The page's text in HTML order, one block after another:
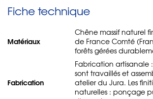
Fiche technique
Matériaux
Chêne massif naturel
de France Comté
forêts gérées
Fabrication
Fabrication artisanale
sont travaillés et
atelier du Jura. Les
naturelles : ponçage